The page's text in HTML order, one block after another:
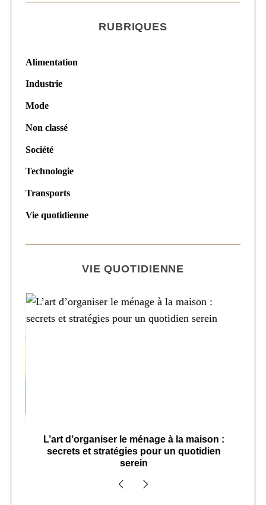
RUBRIQUES
Alimentation
Industrie
Mode
Non classé
Société
Technologie
Transports
Vie quotidienne
VIE QUOTIDIENNE
L’art d’organiser le ménage à la maison :
secrets et stratégies pour un quotidien
serein